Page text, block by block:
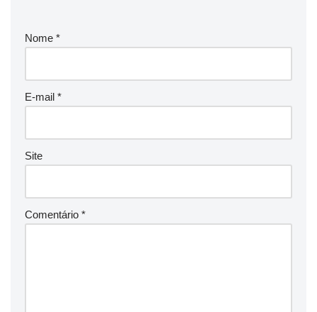
Nome *
E-mail *
Site
Comentário *